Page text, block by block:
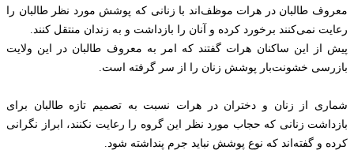
معروف طالبان در هرات موظف‌اند با زنانی که پوشش مورد نظر طالبان را
رعایت نمی‌کنند برخورد کرده و آنان را بازداشت و به زندان منتقل کنند.
پیش از این ساکنان هرات گفتند که امر به معروف طالبان در این ولایت
بازرسی خشونت‌‌بار پوشش زنان را از سر گرفته است.
شماری از زنان و دختران در هرات نسبت به تصمیم تازه طالبان برای
بازداشت زنانی که حجاب مورد نظر این گروه را رعایت نکنند، ابراز نگرانی
کرده و گفته‌اند که نوع پوشش نباید جرم پنداشته شود.